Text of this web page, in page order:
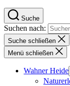
Suche
Suchen nach:
Suche schließen
Menü schließen
Wahner Heide